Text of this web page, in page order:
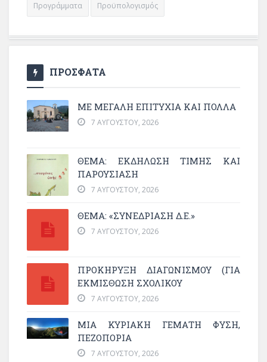
Προγράμματα Προϋπολογισμός
ΠΡΟΣΦΑΤΑ
ΜΕ ΜΕΓΆΛΗ ΕΠΙΤΥΧΊΑ ΚΑΙ ΠΟΛΛΆ
7 ΑΥΓΟΎΣΤΟΥ, 2026
ΘΈΜΑ: ΕΚΔΉΛΩΣΗ ΤΙΜΉΣ ΚΑΙ
ΠΑΡΟΥΣΊΑΣΗ
7 ΑΥΓΟΎΣΤΟΥ, 2026
ΘΕΜΑ: «ΣΥΝΕΔΡΊΑΣΗ Δ.Ε.»
7 ΑΥΓΟΎΣΤΟΥ, 2026
ΠΡΟΚΗΡΥΞΗ ΔΙΑΓΩΝΙΣΜΟΥ (ΓΙΑ
ΕΚΜΊΣΘΩΣΗ ΣΧΟΛΙΚΟΎ
7 ΑΥΓΟΎΣΤΟΥ, 2026
ΜΙΑ ΚΥΡΙΑΚΉ ΓΕΜΆΤΗ ΦΎΣΗ,
ΠΕΖΟΠΟΡΊΑ
7 ΑΥΓΟΎΣΤΟΥ, 2026